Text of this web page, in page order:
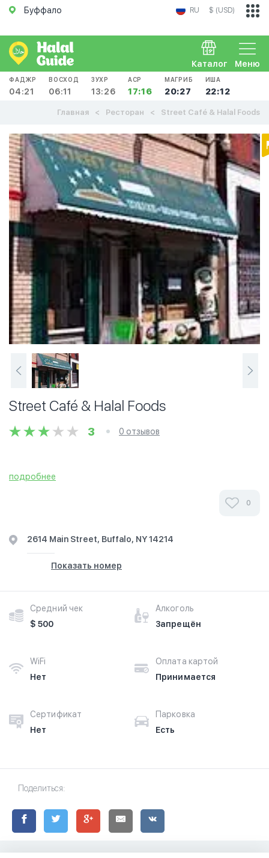
Буффало RU $ (USD)
Меню
Каталог
ФАДЖР
04:21
ВОСХОД
06:11
ЗУХР
13:26
АСР
17:16
МАГРИБ
20:27
ИША
22:12
Главная Ресторан Street Café & Halal Foods
Street Café & Halal Foods
3 0 отзывов
подробнее
0
2614 Main Street, Buffalo, NY 14214
Показать номер
Средний чек
$ 500
Алкоголь
Запрещён
WiFi
Нет
Оплата картой
Принимается
Сертификат
Нет
Парковка
Есть
Поделиться: